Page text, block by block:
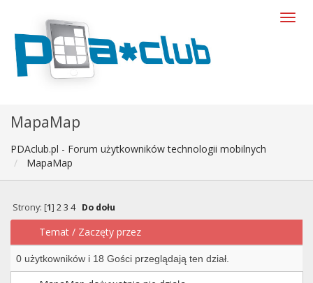
MapaMap
PDAclub.pl - Forum użytkowników technologii mobilnych
MapaMap
Strony: [1] 2 3 4 Do dołu
Temat / Zaczęty przez
0 użytkowników i 18 Gości przeglądają ten dział.